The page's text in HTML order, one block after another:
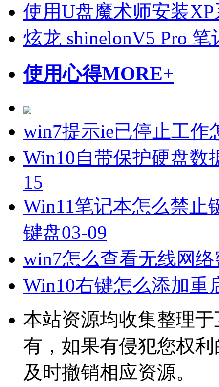
使用U盘魔术师安装
炫龙 shinelonV5 Pro
使用心得MORE+
win7提示ie已停止工作
Win10自带保护硬盘数
15
Win11笔记本怎么禁止
键盘03-09
win7怎么查看无线网
Win10右键怎么添加重
本站资源均收集整理
有，如果有侵犯您权
及时撤销相应资源。